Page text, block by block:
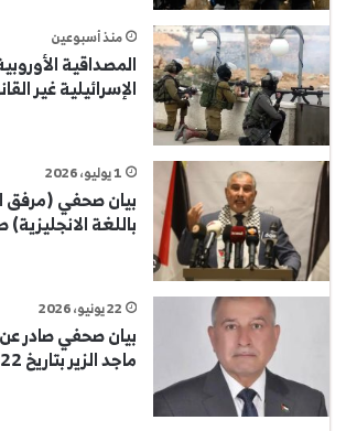
منذ أسبوعين
المصداقية
الإسرائيلية غير
1 يوليو، 2026
بيان صحفي (مرفق
باللغة
22 يونيو، 2026
بيان صحفي صادر
ماجد الزير بتاريخ 22…